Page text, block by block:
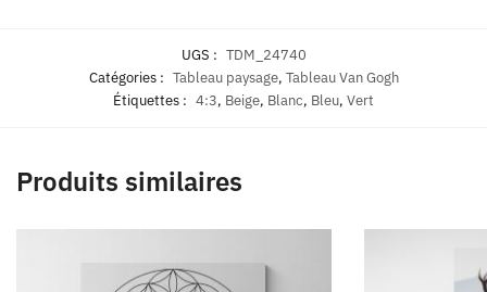
UGS : TDM_24740
Catégories : Tableau paysage, Tableau Van Gogh
Étiquettes : 4:3, Beige, Blanc, Bleu, Vert
Produits similaires